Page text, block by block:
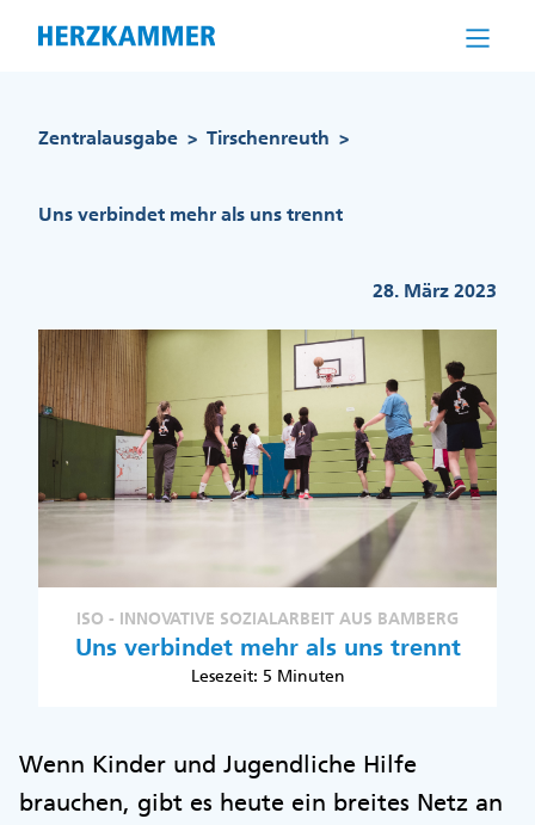
Zentralausgabe > Tirschenreuth >
Uns verbindet mehr als uns trennt
28. März 2023
ISO - INNOVATIVE SOZIALARBEIT AUS BAMBERG
Uns verbindet mehr als uns trennt
Lesezeit: 5 Minuten
Wenn Kinder und Jugendliche Hilfe
brauchen, gibt es heute ein breites Netz an